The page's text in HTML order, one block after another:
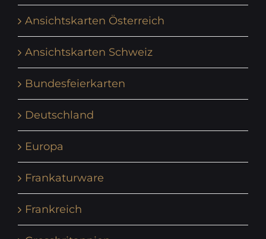
Ansichtskarten Österreich
Ansichtskarten Schweiz
Bundesfeierkarten
Deutschland
Europa
Frankaturware
Frankreich